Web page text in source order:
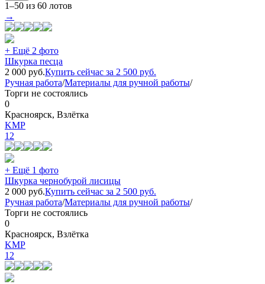
1–50 из 60 лотов
→
+ Ещё 2 фото
Шкурка песца
2 000 руб.Купить сейчас за 2 500 руб.
Ручная работа/Материалы для ручной работы/
Торги не состоялись
0
Красноярск, Взлётка
KMP
12
+ Ещё 1 фото
Шкурка чернобурой лисицы
2 000 руб.Купить сейчас за 2 500 руб.
Ручная работа/Материалы для ручной работы/
Торги не состоялись
0
Красноярск, Взлётка
KMP
12